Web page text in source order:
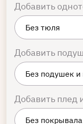
Добавить
Добавить
Добавить плед